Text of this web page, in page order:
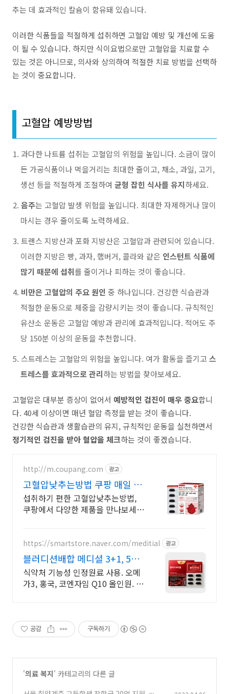
추는 데 효과적인 칼슘이 함유돼 있습니다.
이러한 식품들을 적절하게 섭취하면 고혈압 예방 및 개선에 도움
이 될 수 있습니다. 하지만 식이요법으로만 고혈압을 치료할 수
있는 것은 아니므로, 의사와 상의하여 적절한 치료 방법을 선택하
는 것이 중요합니다.
고혈압 예방방법
과다한 나트륨 섭취는 고혈압의 위험을 높입니다. 소금이 많이
든 가공식품이나 먹을거리는 최대한 줄이고, 채소, 과일, 고기,
생선 등을 적절하게 조절하여 균형 잡힌 식사를 유지하세요.
음주는 고혈압 발생 위험을 높입니다. 최대한 자제하거나 많이
마시는 경우 줄이도록 노력하세요.
트랜스 지방산과 포화 지방산은 고혈압과 관련되어 있습니다.
이러한 지방은 빵, 과자, 햄버거, 콜라와 같은 인스턴트 식품에
많기 때문에 섭취를 줄이거나 피하는 것이 좋습니다.
비만은 고혈압의 주요 원인 중 하나입니다. 건강한 식습관과
적절한 운동으로 체중을 감량시키는 것이 좋습니다. 규칙적인
유산소 운동은 고혈압 예방과 관리에 효과적입니다. 적어도 주
당 150분 이상의 운동을 추천합니다.
스트레스는 고혈압의 위험을 높입니다. 여가 활동을 즐기고스
트레스를 효과적으로 관리하는 방법을 찾아보세요.
고혈압은 대부분 증상이 없어서 예방적인 검진이 매우 중요합니
다. 40세 이상이면 매년 혈압 측정을 받는 것이 좋습니다.
건강한 식습관과 생활습관의 유지, 규칙적인 운동을 실천하면서
정기적인 검진을 받아 혈압을 체크하는 것이 좋겠습니다.
http://m.coupang.com 광고
고혈압낮추는방법 쿠팡 매일 꾸
준히 지키는 건강
섭취하기 편한 고혈압낮추는방법,
쿠팡에서 다양한 제품을 만나보세
요.
https://smartstore.naver.com/meditial 광고
블러디션배합 메디셜 3+1, 5+3
증정이벤트
식약처 기능성 인정원료 사용. 오메
가3, 홍국, 코엔자임 Q10 올인원. 무
공감 구독하기
'의료 복지' 카테고리의 다른 글